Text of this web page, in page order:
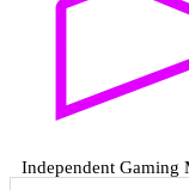
Independent Gaming